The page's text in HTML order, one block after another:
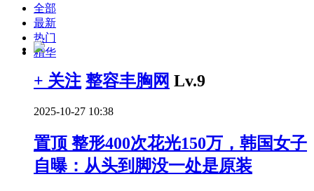
全部
最新
热门
精华
+ 关注 整容丰胸网 Lv.9
2025-10-27 10:38
置顶 整形400次花光150万，韩国女子
自曝：从头到脚没一处是原装